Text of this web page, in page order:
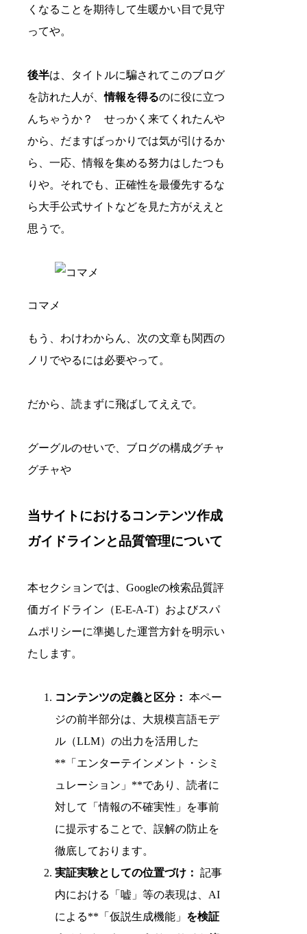
くなることを期待して生暖かい目で見守
ってや。
後半は、タイトルに騙されてこのブログ
を訪れた人が、情報を得るのに役に立つ
んちゃうか？ せっかく来てくれたんや
から、だますばっかりでは気が引けるか
ら、一応、情報を集める努力はしたつも
りや。それでも、正確性を最優先するな
ら大手公式サイトなどを見た方がええと
思うで。
コマメ
もう、わけわからん、次の文章も関西の
ノリでやるには必要やって。
だから、読まずに飛ばしてええで。
グーグルのせいで、ブログの構成グチャ
グチャや
当サイトにおけるコンテンツ作成
ガイドラインと品質管理について
本セクションでは、Googleの検索品質評
価ガイドライン（E-E-A-T）およびスパ
ムポリシーに準拠した運営方針を明示い
たします。
コンテンツの定義と区分： 本ペー
ジの前半部分は、大規模言語モデ
ル（LLM）の出力を活用した
**「エンターテインメント・シミ
ュレーション」**であり、読者に
対して「情報の不確実性」を事前
に提示することで、誤解の防止を
徹底しております。
実証実験としての位置づけ： 記事
内における「嘘」等の表現は、AI
による**「仮説生成機能」 を検証